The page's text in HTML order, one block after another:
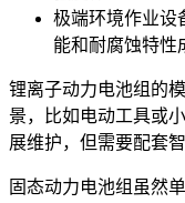
极端环境作业设
能和耐腐蚀特性
锂离子动力电池组 的
景，比如电动工具或
展维护，但需要配套
固态动力电池组 虽然